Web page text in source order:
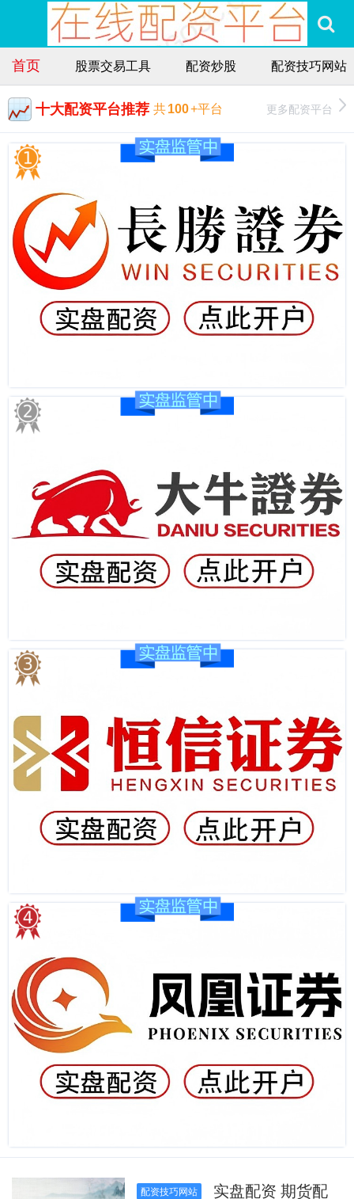
首页 股票交易工具 配资炒股 配资技巧网站
十大配资平台推荐 共100+平台 更多配资平台
配资技巧网站